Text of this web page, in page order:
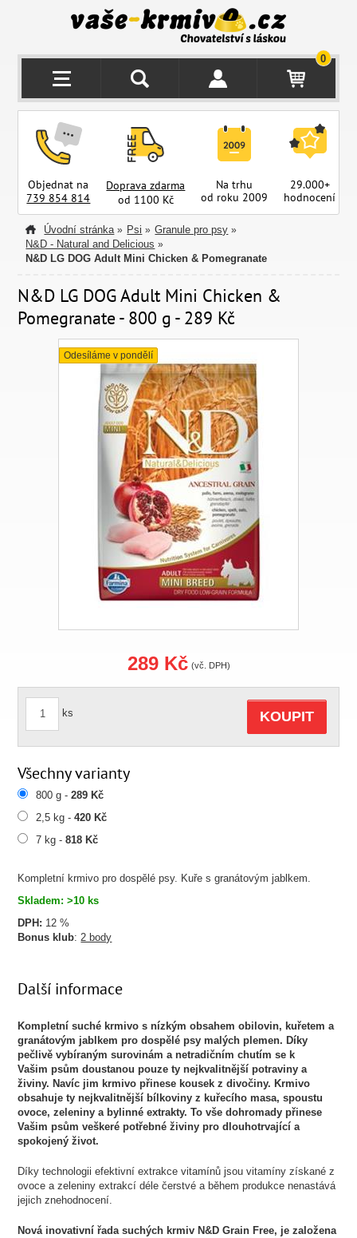
0
Objednat na
739 854 814
Doprava zdarma
od 1100 Kč
Na trhu
od roku 2009
29.000+
hodnocení
Úvodní stránka » Psi » Granule pro psy »
N&D - Natural and Delicious »
N&D LG DOG Adult Mini Chicken & Pomegranate
N&D LG DOG Adult Mini Chicken &
Pomegranate - 800 g - 289 Kč
Odesíláme v pondělí
Kompletní krmivo pro dospělé psy. Kuře s granátovým jablkem.
Skladem: >10 ks
DPH: 12 %
Bonus klub:2 body
289 Kč (vč. DPH)
ks KOUPIT
Všechny varianty
800 g -289 Kč
2,5 kg -420 Kč
7 kg -818 Kč
Další informace
Kompletní suché krmivo s nízkým obsahem obilovin, kuřetem a
granátovým jablkem pro dospělé psy malých plemen. Díky
pečlivě vybíraným surovinám a netradičním chutím se k
Vašim psům doustanou pouze ty nejkvalitnější potraviny a
živiny. Navíc jim krmivo přinese kousek z divočiny. Krmivo
obsahuje ty nejkvalitnější bílkoviny z kuřecího masa, spoustu
ovoce, zeleniny a bylinné extrakty. To vše dohromady přinese
Vašim psům veškeré potřebné živiny pro dlouhotrvající a
spokojený život.
Díky technologii efektivní extrakce vitamínů jsou vitamíny získané z
ovoce a zeleniny extrakcí déle čerstvé a během produkce nenastává
jejich znehodnocení.
Nová inovativní řada suchých krmiv N&D Grain Free, je založena